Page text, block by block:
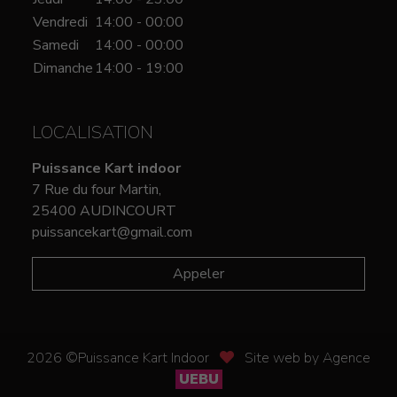
Vendredi 14:00 - 00:00
Samedi
14:00 - 00:00
Dimanche 14:00 - 19:00
LOCALISATION
Puissance Kart indoor
7 Rue du four Martin,
25400 AUDINCOURT
puissancekart@gmail.com
Appeler
2026 ©Puissance Kart Indoor
Site web by Agence
UEBU